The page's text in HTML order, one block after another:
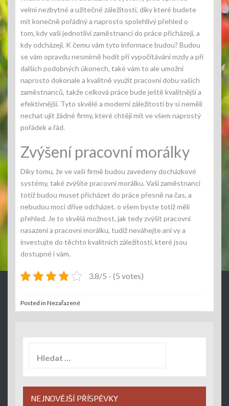
velmi nezbytné a užitečné záležitosti, díky které budete
mít konečně pořádný a naprosto spolehlivý přehled o
tom, kdy vaši jednotliví zaměstnanci do práce přicházejí, a
kdy odcházejí. K čemu vám tyto informace budou? Budou
se vám opravdu nesmírně hodit při vypočítávání mzdy a při
dalších podobných úkonech, také vám to ale umožní
naprosto dokonale a kvalitně využít pracovní dobu vašich
zaměstnanců, takže celková práce bude ještě kvalitnější a
efektivnější. Tyto skvělé a moderní záležitosti by si neměli
nechat ujít žádné firmy, které chtějí mít ve všem naprostý
pořádek a řád.
Zvýšení pracovní morálky
Díky tomu, že ve vaší firmě budou zavedeny docházkové
systémy, také zvýšíte pracovní morálku. Vaši zaměstnanci
totiž budou muset přicházet do práce přesně na čas, a
nebudou moci dříve odcházet, o všem byste totiž měli
přehled. Je to skvělá možnost, jak tedy zvýšit pracovní
nasazení a pracovní morálku, tudíž neváhejte ani vy a
investujte do těchto kvalitních záležitostí, které jsou
dostupné i vám.
3.8/5 - (5 votes)
Posted in Nezařazené
NEJNOVĚJŠÍ PŘÍSPĚVKY